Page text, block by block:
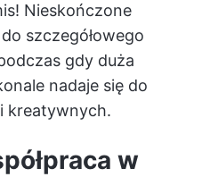
Nieskończone
szczegółowego
gdy duża
nadaje się do
kreatywnych.
w